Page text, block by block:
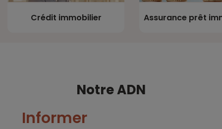
Crédit immobilier Assurance prêt
Notre ADN
Informer